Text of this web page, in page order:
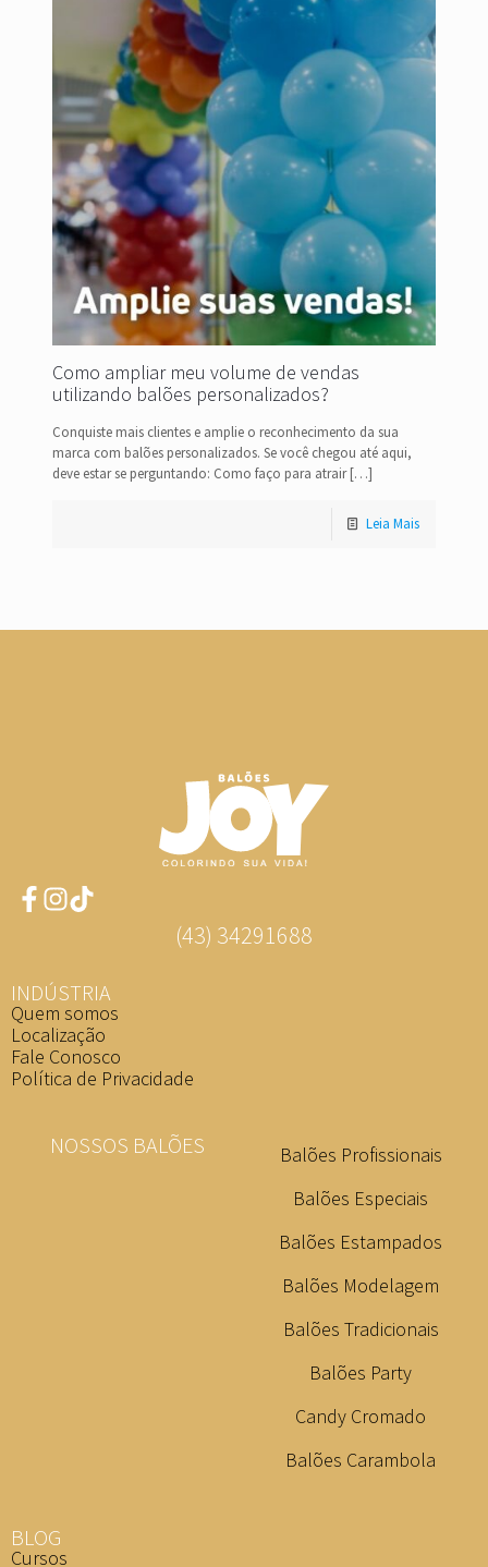
Como ampliar meu volume de vendas
utilizando balões personalizados?
Conquiste mais clientes e amplie o reconhecimento da sua
marca com balões personalizados. Se você chegou até aqui,
deve estar se perguntando: Como faço para atrair[…]
Leia Mais
(43) 34291688
INDÚSTRIA
Quem somos
Localização
Fale Conosco
Política de Privacidade
NOSSOS BALÕES
Balões Profissionais
Balões Especiais
Balões Estampados
Balões Modelagem
Balões Tradicionais
Balões Party
Candy Cromado
Balões Carambola
BLOG
Cursos